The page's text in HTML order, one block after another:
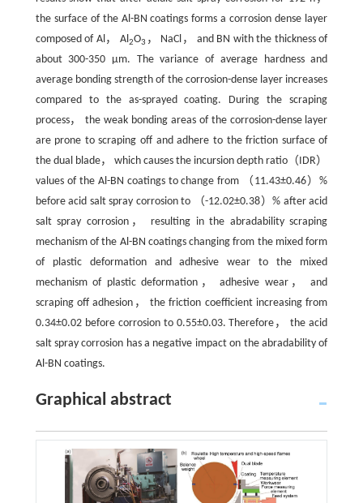
the surface of the Al-BN coatings forms a corrosion dense layer
composed of Al， Al2O3 ， NaCl， and BN with the thickness of
about 300-350 μm. The variance of average hardness and
average bonding strength of the corrosion-dense layer increases
compared to the as-sprayed coating. During the scraping
process， the weak bonding areas of the corrosion-dense layer
are prone to scraping off and adhere to the friction surface of
the dual blade， which causes the incursion depth ratio（IDR）
values of the Al-BN coatings to change from （11.43±0.46）%
before acid salt spray corrosion to （-12.02±0.38）% after acid
salt spray corrosion， resulting in the abradability scraping
mechanism of the Al-BN coatings changing from the mixed form
of plastic deformation and adhesive wear to the mixed
mechanism of plastic deformation， adhesive wear， and
scraping off adhesion， the friction coefficient increasing from
0.34±0.02 before corrosion to 0.55±0.03. Therefore， the acid
salt spray corrosion has a negative impact on the abradability of
Al-BN coatings.
Graphical abstract